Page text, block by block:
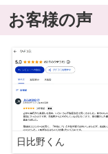
お客様の声
日比野くん